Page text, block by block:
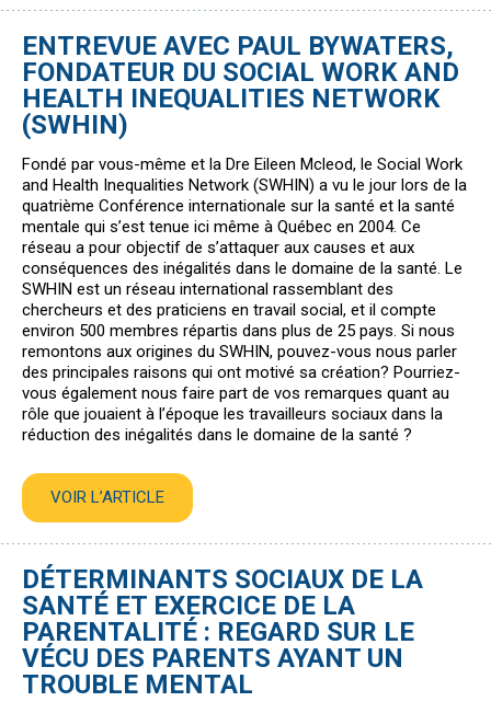
ENTREVUE AVEC PAUL BYWATERS,
FONDATEUR DU SOCIAL WORK AND
HEALTH INEQUALITIES NETWORK
(SWHIN)
Fondé par vous-même et la Dre Eileen Mcleod, le Social Work
and Health Inequalities Network (SWHIN) a vu le jour lors de la
quatrième Conférence internationale sur la santé et la santé
mentale qui s’est tenue ici même à Québec en 2004. Ce
réseau a pour objectif de s’attaquer aux causes et aux
conséquences des inégalités dans le domaine de la santé. Le
SWHIN est un réseau international rassemblant des
chercheurs et des praticiens en travail social, et il compte
environ 500 membres répartis dans plus de 25 pays. Si nous
remontons aux origines du SWHIN, pouvez-vous nous parler
des principales raisons qui ont motivé sa création? Pourriez-
vous également nous faire part de vos remarques quant au
rôle que jouaient à l’époque les travailleurs sociaux dans la
réduction des inégalités dans le domaine de la santé ?
VOIR L’ARTICLE
DÉTERMINANTS SOCIAUX DE LA
SANTÉ ET EXERCICE DE LA
PARENTALITÉ : REGARD SUR LE
VÉCU DES PARENTS AYANT UN
TROUBLE MENTAL